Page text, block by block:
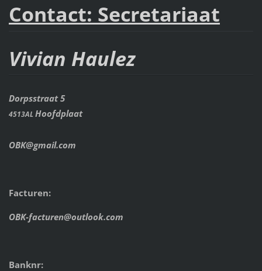
Contact: Secretariaat
Vivian Haulez
Dorpsstraat 5
4513ALHoofdplaat
OBK@gmail.com
Facturen:
OBK-facturen@outlook.com
Banknr: